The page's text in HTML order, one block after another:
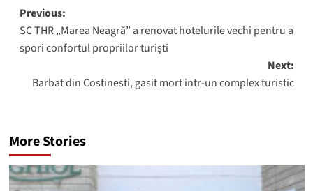
Post
navigation
Previous:
SC THR „Marea Neagră” a renovat hotelurile vechi pentru a
spori confortul propriilor turiști
Next:
Barbat din Costinesti, gasit mort intr-un complex turistic
More Stories